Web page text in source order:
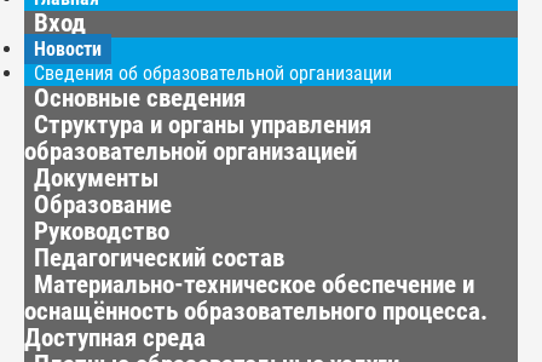
Вход
Новости
Сведения об образовательной организации
Основные сведения
Структура и органы управления
образовательной организацией
Документы
Образование
Руководство
Педагогический состав
Материально-техническое обеспечение и
оснащённость образовательного процесса.
Доступная среда